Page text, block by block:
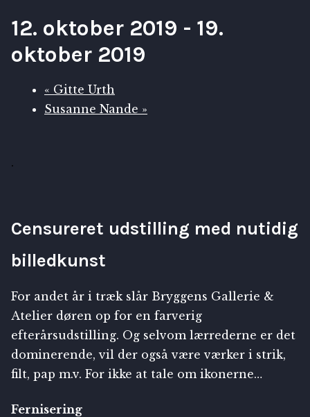
12. oktober 2019 - 19.
oktober 2019
« Gitte Urth
Susanne Nande »
.
Censureret udstilling med nutidig
billedkunst
For andet år i træk slår Bryggens Gallerie &
Atelier døren op for en farverig
efterårsudstilling. Og selvom lærrederne er det
dominerende, vil der også være værker i strik,
filt, pap m.v. For ikke at tale om ikonerne…
Fernisering